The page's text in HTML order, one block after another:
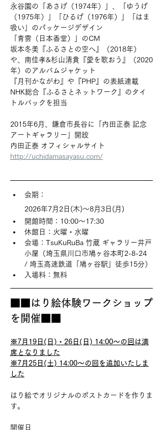
永谷園の「あさげ（1974年）」、「ゆうげ
（1975年）」「ひるげ（1976年）」「はま
吸い」のパッケージデザイン
「青雲（日本香堂）」のCM
坂本冬美『ふるさとの空へ』（2018年）
や、南佳孝&杉山清貴『愛を歌おう』（2020
年）のアルバムジャケット
『月刊かながわ』や『PHP』の表紙連載
NHK総合『ふるさとネットワーク』のタイ
トルバックを担当
2015年6月、鎌倉市長谷に「内田正泰 記念
アートギャラリー」開設
内田正泰 オフィシャルサイト
http://uchidamasayasu.com/
会期：
2026年7月2日(木)〜8月3日(月)
開館時間：10:00〜17:30
休館日：火曜・水曜
会場：TsuKuRuBa 竹蔵 ギャラリー井戸
小屋（埼玉県川口市鳩ヶ谷本町2-8-24
/ 埼玉高速鉄道「鳩ヶ谷駅」徒歩15分）
入場料：無料
■■はり絵体験ワークショップ
を開催■■
※7月19日(日)・26日(日) 14:00〜の回は満
席となりました
※7月25日(土) 14:00〜の回を追加いたしま
した
はり絵でオリジナルのポストカードを作りま
す。
開催日